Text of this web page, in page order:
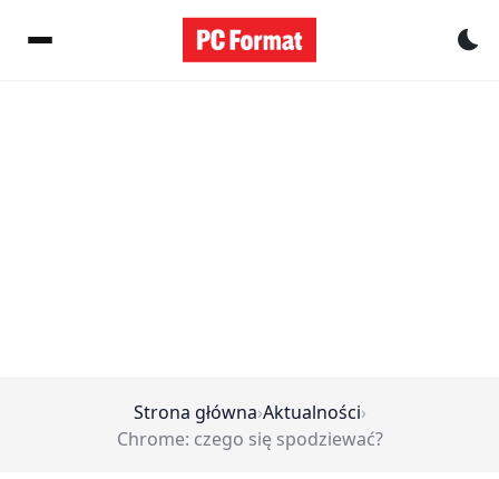
Strona główna›Aktualności›
Chrome: czego się spodziewać?